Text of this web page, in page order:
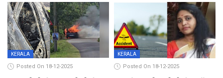
ദൃശ്യങ്ങൾ പുറത്ത്
സ്ഥാനാർത്ഥി
KERALA
Posted On 18-12-2025
KERALA
Posted On 18-12-2025